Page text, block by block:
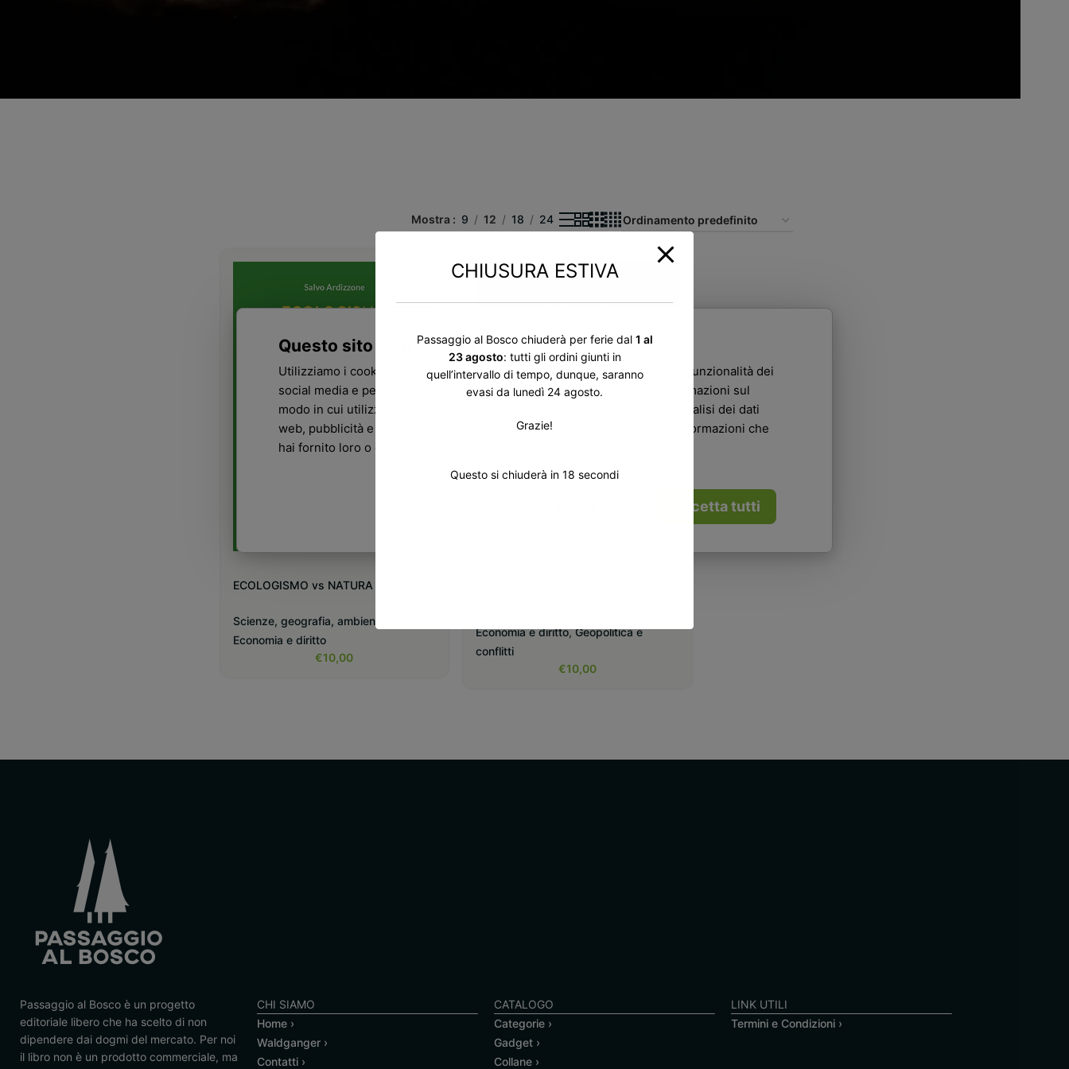
Questo sito web utilizza i cookie
Utilizziamo i cookie per personalizzare contenuti ed annunci, per fornire funzionalità dei
social media e per analizzare il nostro traffico. Condividiamo inoltre informazioni sul
modo in cui utilizzi il nostro sito con i nostri partner che si occupano di analisi dei dati
web, pubblicità e social media, i quali potrebbero combinarle con altre informazioni che
hai fornito loro o che hanno raccolto dal tuo utilizzo dei loro servizi.
Accetta tutti
Mostra 9 12 18 24
ECOLOGISMO vs NATURA
Scienze, geografia, ambiente
Economia e diritto
€10,00
Economia e diritto, Geopolitica e
conflitti
€10,00
Passaggio al Bosco è un progetto
editoriale libero che ha scelto di non
dipendere dai dogmi del mercato. Per noi
il libro non è un prodotto commerciale, ma
CHI SIAMO
Home ›
Waldganger ›
Contatti ›
CATALOGO
Categorie ›
Gadget ›
Collane ›
LINK UTILI
Termini e Condizioni ›
CHIUSURA ESTIVA
Passaggio al Bosco chiuderà per ferie dal 1 al
23 agosto: tutti gli ordini giunti in
quell’intervallo di tempo, dunque, saranno
evasi da lunedì 24 agosto.
Grazie!
Questo si chiuderà in 18 secondi